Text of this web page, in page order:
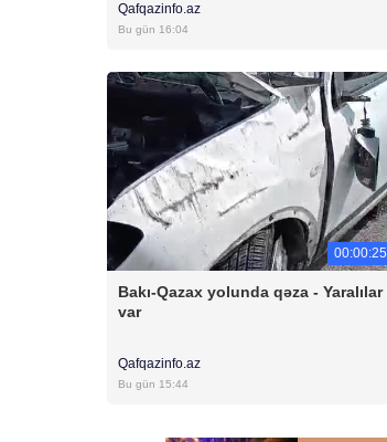
Qafqazinfo.az
Bu gün 16:04
00:00:25
Bakı-Qazax yolunda qəza - Yaralılar
var
Qafqazinfo.az
Bu gün 15:44